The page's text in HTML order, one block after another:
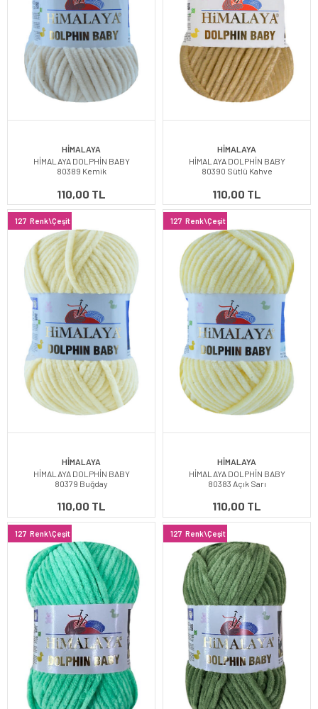
HİMALAYA
HİMALAYA DOLPHİN BABY
80389 Kemik
110,00 TL
HİMALAYA
HİMALAYA DOLPHİN BABY
80390 Sütlü Kahve
110,00 TL
127 Renk\Çeşit
HİMALAYA
HİMALAYA DOLPHİN BABY
80379 Buğday
110,00 TL
127 Renk\Çeşit
HİMALAYA
HİMALAYA DOLPHİN BABY
80383 Açık Sarı
110,00 TL
127 Renk\Çeşit 127 Renk\Çeşit